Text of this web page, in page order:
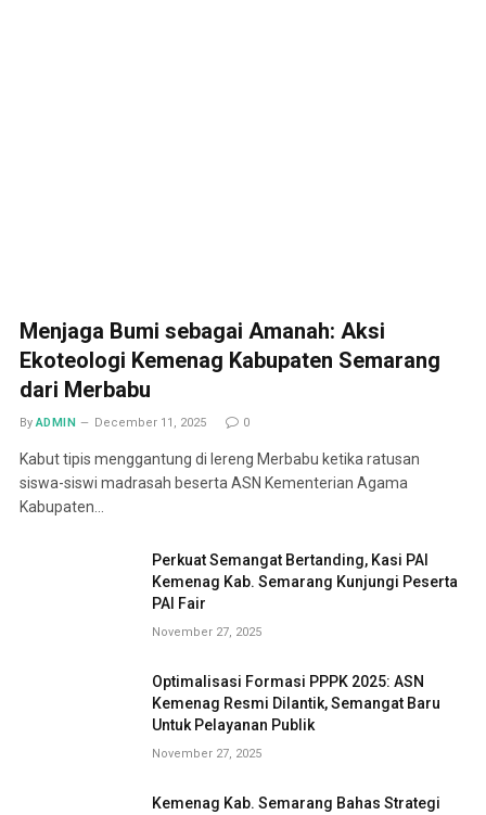
Menjaga Bumi sebagai Amanah: Aksi
Ekoteologi Kemenag Kabupaten Semarang
dari Merbabu
By ADMIN December 11, 2025 0
Kabut tipis menggantung di lereng Merbabu ketika ratusan
siswa-siswi madrasah beserta ASN Kementerian Agama
Kabupaten…
Perkuat Semangat Bertanding, Kasi PAI
Kemenag Kab. Semarang Kunjungi Peserta
PAI Fair
November 27, 2025
Optimalisasi Formasi PPPK 2025: ASN
Kemenag Resmi Dilantik, Semangat Baru
Untuk Pelayanan Publik
November 27, 2025
Kemenag Kab. Semarang Bahas Strategi